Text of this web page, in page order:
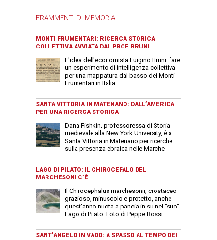
FRAMMENTI DI MEMORIA
MONTI FRUMENTARI: RICERCA STORICA
COLLETTIVA AVVIATA DAL PROF. BRUNI
L'idea dell'economista Luigino Bruni: fare
un esperimento di intelligenza collettiva
per una mappatura dal basso dei Monti
Frumentari in Italia
SANTA VITTORIA IN MATENANO: DALL’AMERICA
PER UNA RICERCA STORICA
Dana Fishkin, professoressa di Storia
medievale alla New York University, è a
Santa Vittoria in Matenano per ricerche
sulla presenza ebraica nelle Marche
LAGO DI PILATO: IL CHIROCEFALO DEL
MARCHESONI C’È
Il Chirocephalus marchesonii, crostaceo
grazioso, minuscolo e protetto, anche
quest'anno nuota a pancia in su nel "suo"
Lago di Pilato. Foto di Peppe Rossi
SANT’ANGELO IN VADO: A SPASSO AL TEMPO DEI